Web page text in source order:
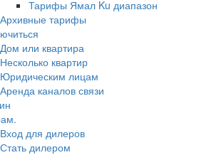
Тарифы Ямал Ku диапазон
Архивные тарифы
Дом или квартира
Несколько квартир
Юридическим лицам
Аренда каналов связи
Вход для дилеров
Стать дилером